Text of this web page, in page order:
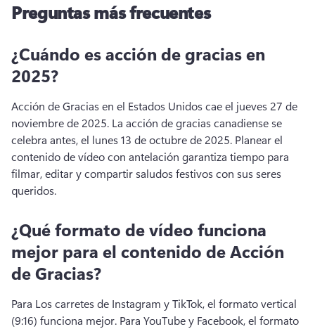
Preguntas más frecuentes
¿Cuándo es acción de gracias en
2025?
Acción de Gracias en el Estados Unidos cae el jueves 27 de
noviembre de 2025. La acción de gracias canadiense se
celebra antes, el lunes 13 de octubre de 2025. Planear el
contenido de vídeo con antelación garantiza tiempo para
filmar, editar y compartir saludos festivos con sus seres
queridos.
¿Qué formato de vídeo funciona
mejor para el contenido de Acción
de Gracias?
Para Los carretes de Instagram y TikTok, el formato vertical
(9:16) funciona mejor. Para YouTube y Facebook, el formato